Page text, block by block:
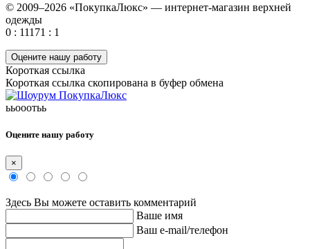
© 2009–2026 «ПокупкаЛюкс» — интернет-магазин верхней
одежды
0 : 11171 : 1
Оцените нашу работу
Короткая ссылка
Короткая ссылка скопирована в буфер обмена
ььооотьь
Оцените нашу работу
×
Здесь Вы можете оставить комментарий
Ваше имя
Ваш e-mail/телефон